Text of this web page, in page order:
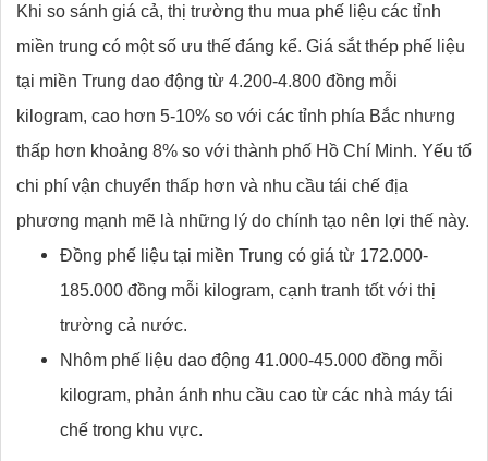
Khi so sánh giá cả, thị trường thu mua phế liệu các tỉnh
miền trung có một số ưu thế đáng kể. Giá sắt thép phế liệu
tại miền Trung dao động từ 4.200-4.800 đồng mỗi
kilogram, cao hơn 5-10% so với các tỉnh phía Bắc nhưng
thấp hơn khoảng 8% so với thành phố Hồ Chí Minh. Yếu tố
chi phí vận chuyển thấp hơn và nhu cầu tái chế địa
phương mạnh mẽ là những lý do chính tạo nên lợi thế này.
Đồng phế liệu tại miền Trung có giá từ 172.000-
185.000 đồng mỗi kilogram, cạnh tranh tốt với thị
trường cả nước.
Nhôm phế liệu dao động 41.000-45.000 đồng mỗi
kilogram, phản ánh nhu cầu cao từ các nhà máy tái
chế trong khu vực.